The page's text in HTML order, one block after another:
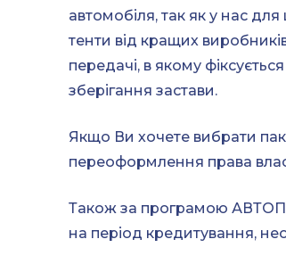
автомобіля, так як у нас для
тенти від кращих
передачі, в якому
зберігання застави.
Якщо Ви хочете вибрати
переоформлення права
Також за програмою
на період кредитування,